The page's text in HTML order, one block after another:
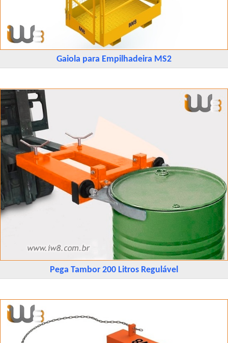
Gaiola para Empilhadeira MS2
Pega Tambor 200 Litros Regulável